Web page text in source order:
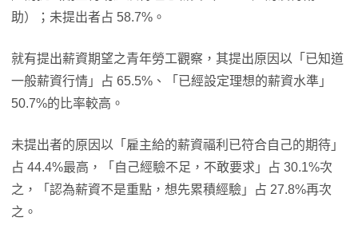
助）；未提出者占 58.7%。
就有提出薪資期望之青年勞工觀察，其提出原因以「已知道
一般薪資行情」占 65.5%、「已經設定理想的薪資水準」
50.7%的比率較高。
未提出者的原因以「雇主給的薪資福利已符合自己的期待」
占 44.4%最高，「自己經驗不足，不敢要求」占 30.1%次
之，「認為薪資不是重點，想先累積經驗」占 27.8%再次
之。